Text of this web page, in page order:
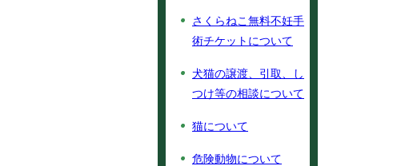
さくらねこ無料不妊手
術チケットについて
犬猫の譲渡、引取、し
つけ等の相談について
猫について
危険動物について